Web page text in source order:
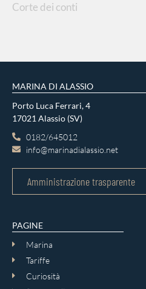
Corte dei conti
MARINA DI ALASSIO
Porto Luca Ferrari, 4
17021 Alassio (SV)
0182/645012
info@marinadialassio.net
Amministrazione trasparente
PAGINE
Marina
Tariffe
Curiosità